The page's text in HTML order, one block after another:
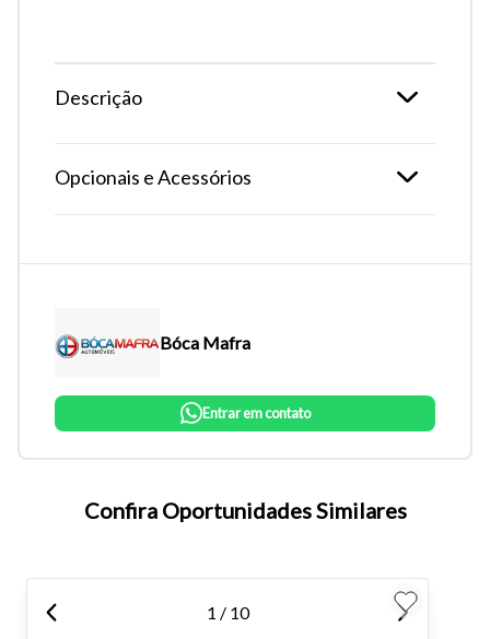
Para aumentar ou diminuir a fonte em nosso site, utilize os
Descrição
Opcionais e Acessórios
Bóca Mafra
Entrar em contato
Confira Oportunidades Similares
1 / 10